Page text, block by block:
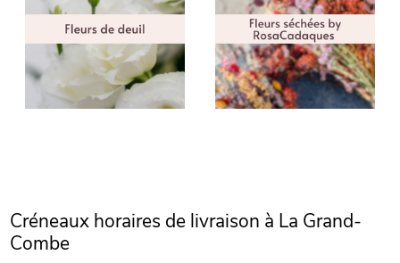
Créneaux horaires de livraison à La Grand-
Combe